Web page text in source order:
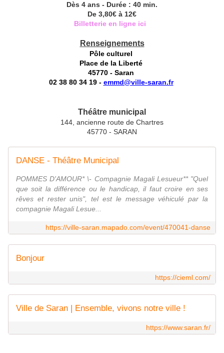
Dès 4 ans - Durée : 40 min.
De 3,80€ à 12€
Billetterie en ligne ici
Renseignements
Pôle culturel
Place de la Liberté
45770 - Saran
02 38 80 34 19 - emmd@ville-saran.fr
Théâtre municipal
144, ancienne route de Chartres
45770 - SARAN
DANSE - Théâtre Municipal
POMMES D'AMOUR* \- Compagnie Magali Lesueur** "Quel
que soit la différence ou le handicap, il faut croire en ses
rêves et rester unis", tel est le message véhiculé par la
compagnie Magali Lesue...
https://ville-saran.mapado.com/event/470041-danse
Bonjour
https://cieml.com/
Ville de Saran | Ensemble, vivons notre ville !
https://www.saran.fr/